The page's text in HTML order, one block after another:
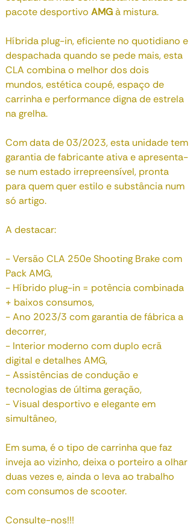
pacote desportivo AMGà mistura.
Híbrida plug-in, eficiente no quotidiano e
despachada quando se pede mais, esta
CLA combina o melhor dos dois
mundos, estética coupé, espaço de
carrinha e performance digna de estrela
na grelha.
Com data de 03/2023, esta unidade tem
garantia de fabricante ativa e apresenta-
se num estado irrepreensível, pronta
para quem quer estilo e substância num
só artigo.
A destacar:
- Versão CLA 250e Shooting Brake com
Pack AMG,
- Híbrido plug-in = potência combinada
+ baixos consumos,
- Ano 2023/3 com garantia de fábrica a
decorrer,
- Interior moderno com duplo ecrã
digital e detalhes AMG,
- Assistências de condução e
tecnologias de última geração,
- Visual desportivo e elegante em
simultâneo,
Em suma, é o tipo de carrinha que faz
inveja ao vizinho, deixa o porteiro a olhar
duas vezes e, ainda o leva ao trabalho
com consumos de scooter.
Consulte-nos!!!